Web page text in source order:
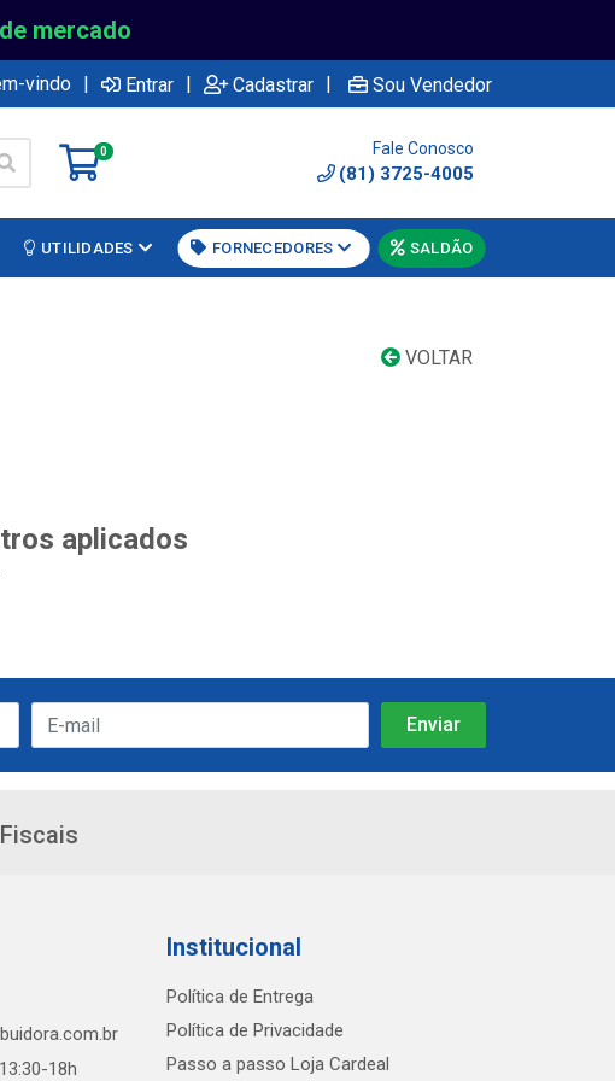
mercado
vindo | Entrar | Cadastrar | Sou Vendedor
0 Fale Conosco
(81) 3725-4005
UTILIDADES FORNECEDORES SALDÃO
VOLTAR
aplicados
18h
Institucional
Política de Entrega
Política de Privacidade
Passo a passo Loja Cardeal